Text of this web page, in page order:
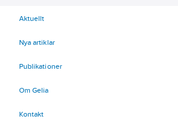
Aktuellt
Nya artiklar
Publikationer
Om Gelia
Kontakt